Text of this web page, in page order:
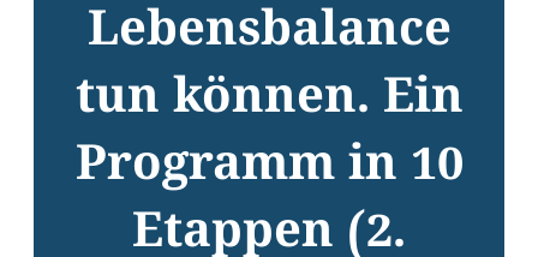
Lebensbalance
tun können. Ein
Programm in 10
Etappen (2.